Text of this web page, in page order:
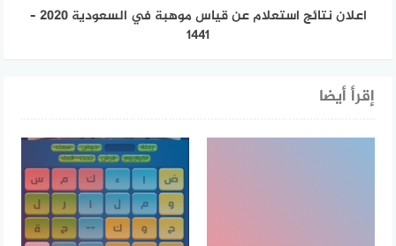
اعلان نتائج استعلام عن قياس موهبة في السعودية 2020 –
1441
إقرأ أيضا